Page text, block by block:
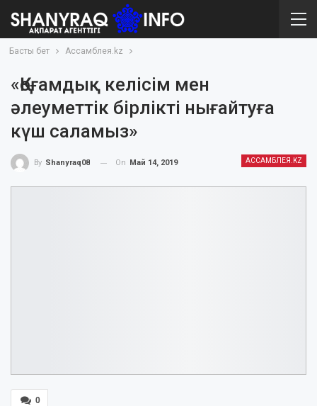
Басты бет Ассамблея.kz
«Қоғамдық келісім мен
әлеуметтік бірлікті нығайтуға
күш саламыз»
АССАМБЛЕЯ.KZ
By Shanyraq08 On Май 14, 2019
0